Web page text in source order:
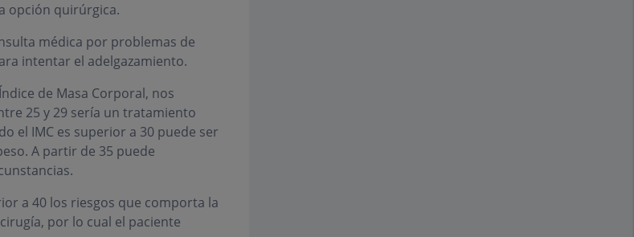
opción quirúrgica.
médica por problemas de
intentar el adelgazamiento.
de Masa Corporal, nos
25 y 29 sería un tratamiento
el IMC es superior a 30 puede ser
A partir de 35 puede
a 40 los riesgos que comporta la
por lo cual el paciente